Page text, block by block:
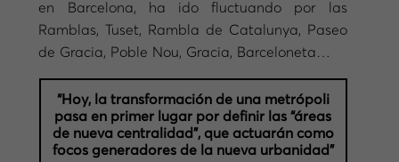
en Barcelona, ha ido fluctuando por las
Ramblas, Tuset, Rambla de Catalunya, Paseo
de Gracia, Poble Nou, Gracia, Barceloneta…
“Hoy, la transformación de una metrópoli
pasa en primer lugar por definir las “áreas
de nueva centralidad”, que actuarán como
focos generadores de la nueva urbanidad”